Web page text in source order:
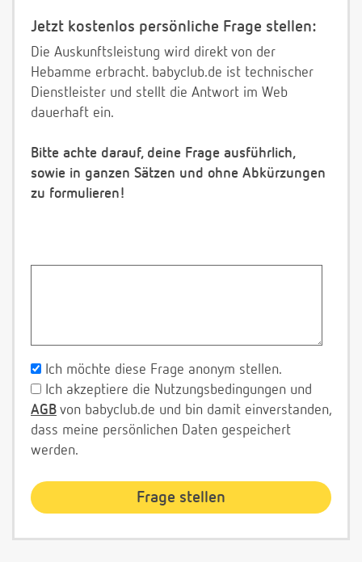
Jetzt kostenlos persönliche Frage stellen:
Die Auskunftsleistung wird direkt von der
Hebamme erbracht. babyclub.de ist technischer
Dienstleister und stellt die Antwort im Web
dauerhaft ein.
Bitte achte darauf, deine Frage ausführlich,
sowie in ganzen Sätzen und ohne Abkürzungen
zu formulieren!
Ich möchte diese Frage anonym stellen.
Ich akzeptiere die Nutzungsbedingungen und
AGB von babyclub.de und bin damit einverstanden,
dass meine persönlichen Daten gespeichert
werden.